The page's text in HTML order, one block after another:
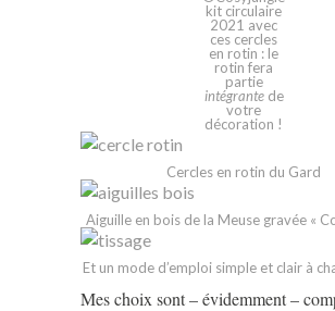
kit circulaire
2021 avec
ces cercles
en rotin : le
rotin fera
partie
intégrante de
votre
décoration !
Cercles en rotin du Gard
Aiguille en bois de la Meuse gravée «
Et un mode d’emploi simple et clair à
Mes choix sont – évidemment –